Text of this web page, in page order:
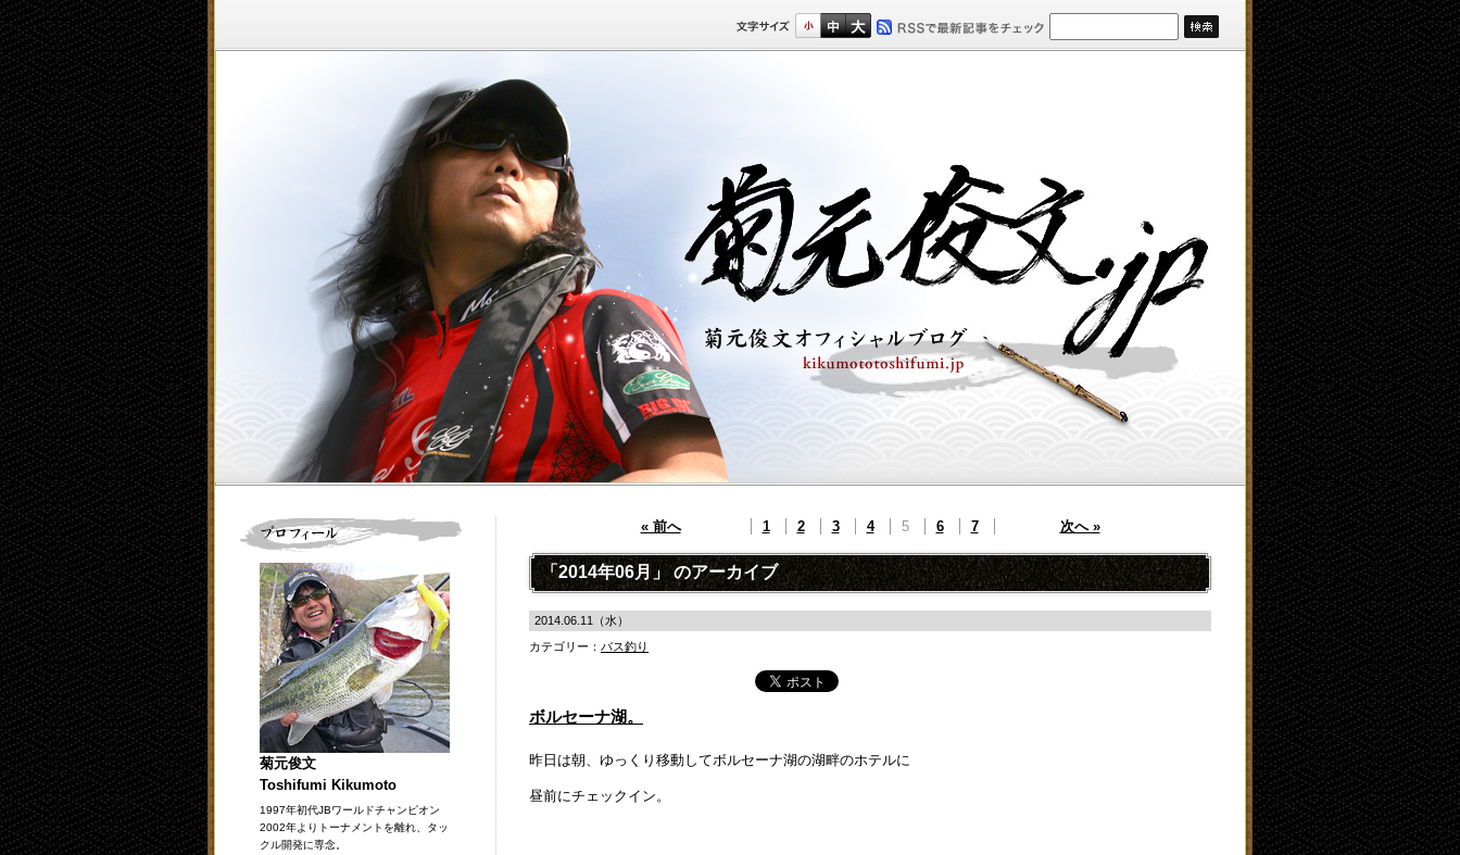
菊元俊文
Toshifumi Kikumoto
1997年初代JBワールドチャンピオン
2002年よりトーナメントを離れ、タッ
クル開発に専念。
« 前へ 1 2 3 4 5 6 7 次へ »
「2014年06月」 のアーカイブ
2014.06.11（水）
カテゴリー： バス釣り
ボルセーナ湖。
昨日は朝、ゆっくり移動してボルセーナ湖の湖畔のホテルに
昼前にチェックイン。